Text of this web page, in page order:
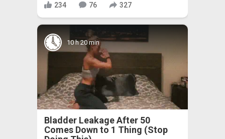
234 76 327
10 h 20 min
Bladder Leakage After 50
Comes Down to 1 Thing (Stop